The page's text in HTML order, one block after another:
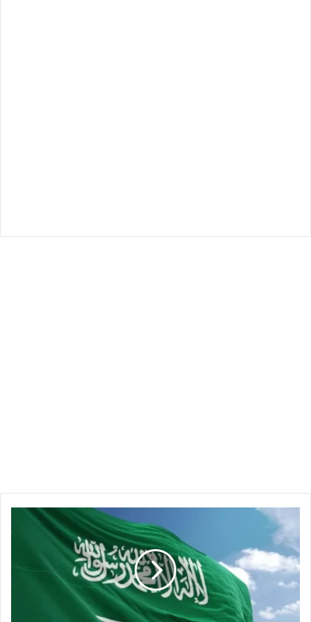
السعودية
في
حق
مواطني